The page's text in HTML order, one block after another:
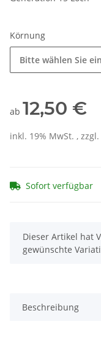
Körnung
Bitte wählen Sie
ab 12,50 €
inkl. 19% MwSt. , zzgl.
Sofort verfügbar
x
Dieser Artikel hat
gewünschte
Beschreibung